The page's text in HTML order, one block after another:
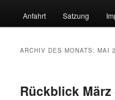
primären
sekundären
Anfahrt Satzung
ARCHIV DES MONATS:MAI
Rückblick März